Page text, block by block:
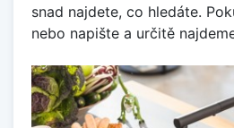
snad najdete, co hledáte.
nebo napište a určitě